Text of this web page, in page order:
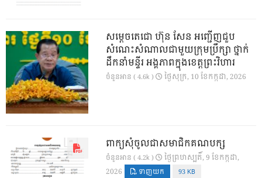
សម្តេចតេជោ ហ៊ុន សែន អញ្ជើញជួប
សំណេះសំណាលជាមួយក្រុមប្រឹក្សា ថ្នាក់
ដឹកនាំមន្ទីរ អង្គភាពក្នុងខេត្តព្រះវិហារ
ចំនួនអាន ( 4.6k ) ថ្ងៃ​សុក្រ, 10 ខែ​កក្កដា, 2026
ពាក្យសុំចូលជាសមាជិកគណបក្ស
ចំនួនអាន ( 4.2k )
ថ្ងៃ​ព្រហស្បតិ៍, 9 ខែ​កក្កដា,
2026
ទាញយក 93 KB